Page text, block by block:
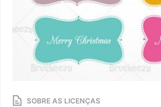
SOBRE AS LICENÇAS